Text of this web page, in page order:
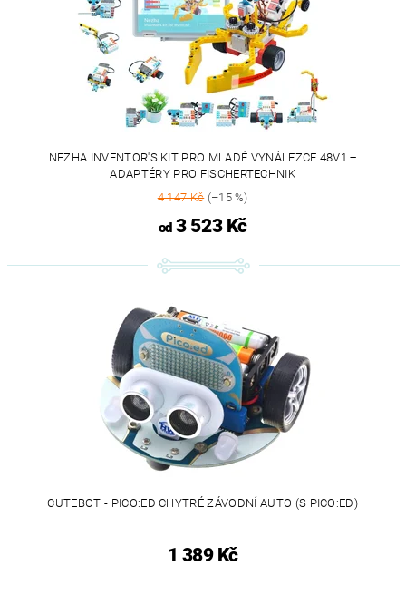
NEZHA INVENTOR'S KIT PRO MLADÉ VYNÁLEZCE 48V1 +
ADAPTÉRY PRO FISCHERTECHNIK
4 147 Kč(–15 %)
od3 523 Kč
CUTEBOT - PICO:ED CHYTRÉ ZÁVODNÍ AUTO (S PICO:ED)
1 389 Kč